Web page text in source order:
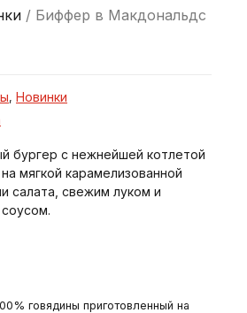
/ Биффер в Макдональдс
, Новинки
бургер с нежнейшей котлетой
мягкой карамелизованной
салата, свежим луком и
говядины приготовленный на